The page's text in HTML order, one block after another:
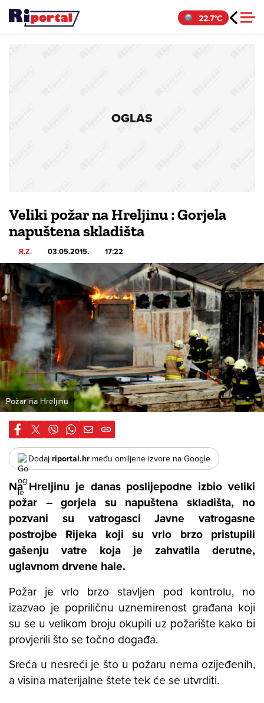
Skip
22.7°C
OGLAS
Veliki požar na Hreljinu : Gorjela
napuštena skladišta
R.Z. 03.05.2015. 17:22
Požar na Hreljinu
Dodaj riportal.hr među omiljene izvore na Google
Na Hreljinu je danas poslijepodne izbio veliki
požar – gorjela su napuštena skladišta, no
pozvani su vatrogasci Javne vatrogasne
postrojbe Rijeka koji su vrlo brzo pristupili
gašenju vatre koja je zahvatila derutne,
uglavnom drvene hale.
Požar je vrlo brzo stavljen pod kontrolu, no
izazvao je popriličnu uznemirenost građana koji
su se u velikom broju okupili uz požarište kako bi
provjerili što se točno događa.
Sreća u nesreći je što u požaru nema ozijeđenih,
a visina materijalne štete tek će se utvrditi.